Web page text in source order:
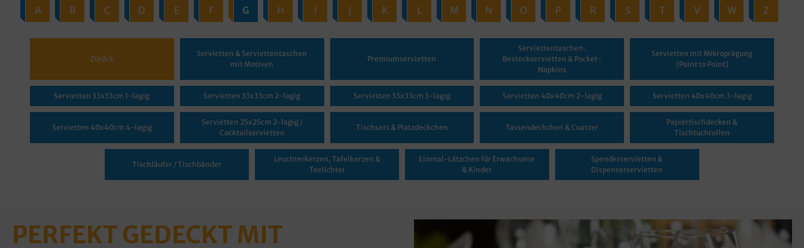
A B C D E F G H I J K L M N O P R S T V W Z
Zurück
Servietten & Serviettentaschen
mit Motiven
Premiumservietten
Serviettentaschen.
Besteckservietten & Pocket-
Napkins
Servietten mit Mikroprägung
(Point to Point)
Servietten 33x33cm 1-lagig Servietten 33x33cm 2-lagig Servietten 33x33cm 3-lagig Servietten 40x40cm 2-lagig Servietten 40x40cm 3-lagig
Servietten 40x40cm 4-lagig
Servietten 25x25cm 2-lagig /
Cocktailservietten
Tischsets & Platzdeckchen Tassendeckchen & Coaster
Papiertischdecken &
Tischtuchrollen
Tischläufer / Tischbänder
Leuchterkerzen, Tafelkerzen &
Teelichter
Einmal-Lätzchen für Erwachsene
& Kinder
Spenderservietten &
Dispenserservietten
PERFEKT GEDECKT MIT